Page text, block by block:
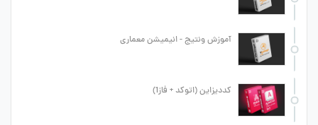
آموزش ونتیج - انیمیشن معماری
کددیزاین (اتوکد + فاز1)